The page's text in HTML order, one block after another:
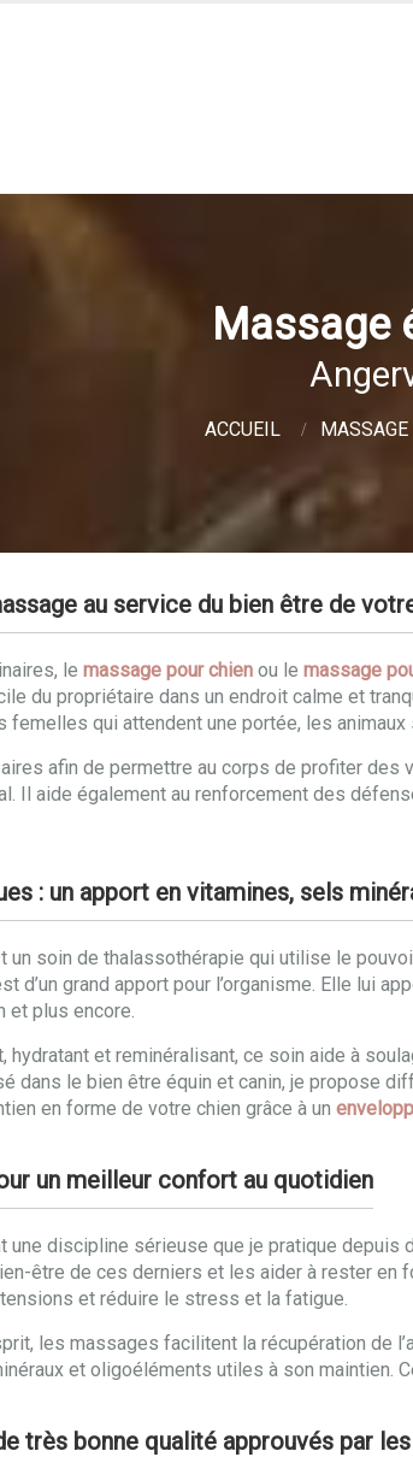
Massage
ACCUEIL
au service du bien être de
le massage pour chien ou le massage
du propriétaire dans un endroit calme et
femelles qui attendent une portée, les
afin de permettre au corps de profiter
Il aide également au renforcement des
: un apport en vitamines, sels
un soin de thalassothérapie qui utilise le
d’un grand apport pour l’organisme. Elle lui
et plus encore.
hydratant et reminéralisant, ce soin aide à
dans le bien être équin et canin, je propose
en forme de votre chien grâce à un
un meilleur confort au quotidien
une discipline sérieuse que je pratique
être de ces derniers et les aider à rester
et réduire le stress et la fatigue.
les massages facilitent la récupération de
et oligoéléments utiles à son maintien.
très bonne qualité approuvés par